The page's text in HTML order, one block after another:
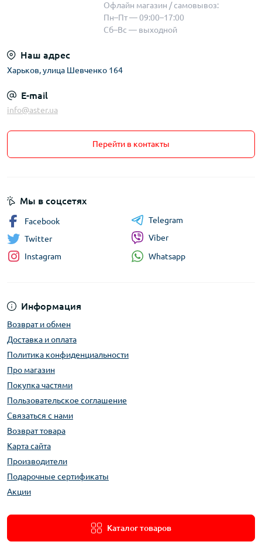
Офлайн магазин / самовывоз:
Пн–Пт — 09:00–17:00
Сб–Вс — выходной
Наш адрес
Харьков, улица Шевченко 164
E-mail
info@aster.ua
Перейти в контакты
Информация
Возврат и обмен
Доставка и оплата
Политика конфиденциальности
Про магазин
Покупка частями
Пользовательское соглашение
Связаться с нами
Возврат товара
Карта сайта
Производители
Подарочные сертификаты
Акции
Каталог товаров
Мы в соцсетях
Facebook
Twitter
Instagram
Telegram
Viber
Whatsapp